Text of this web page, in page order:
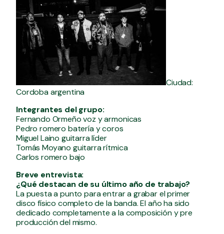
Ciudad:
Cordoba argentina
Integrantes del grupo:
Fernando Ormeño voz y armonicas
Pedro romero batería y coros
Miguel Laino guitarra líder
Tomás Moyano guitarra rítmica
Carlos romero bajo
Breve entrevista:
¿Qué destacan de su último año de trabajo?
La puesta a punto para entrar a grabar el primer
disco físico completo de la banda. El año ha sido
dedicado completamente a la composición y pre
producción del mismo.